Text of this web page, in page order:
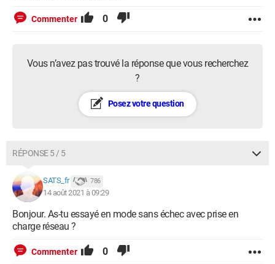
Commenter 0
Vous n’avez pas trouvé la réponse que vous recherchez
?
Posez votre question
RÉPONSE 5 / 5
SATS_fr 786
14 août 2021 à 09:29
Bonjour. As-tu essayé en mode sans échec avec prise en
charge réseau ?
Commenter 0